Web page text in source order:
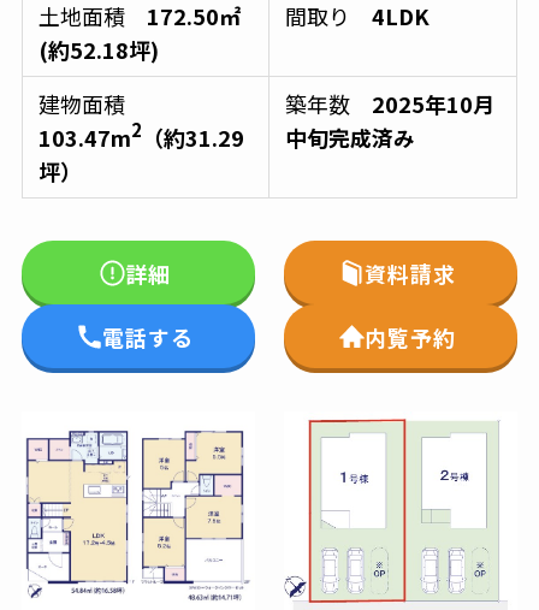
土地面積 172.50㎡
(約52.18坪)
間取り4LDK
建物面積
103.47m2
（約31.29
坪）
築年数 2025年10月
中旬完成済み
詳細 資料請求
電話する 内覧予約